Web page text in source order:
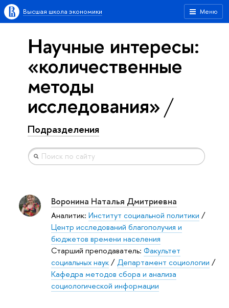
Меню
Высшая школа экономики
Научные интересы:
«количественные
методы
исследования»
Подразделения
Воронина Наталья Дмитриевна
Аналитик: Институт социальной политики /
Центр исследований благополучия и
бюджетов времени населения
Старший преподаватель: Факультет
социальных наук/Департамент социологии /
Кафедра методов сбора и анализа
социологической информации